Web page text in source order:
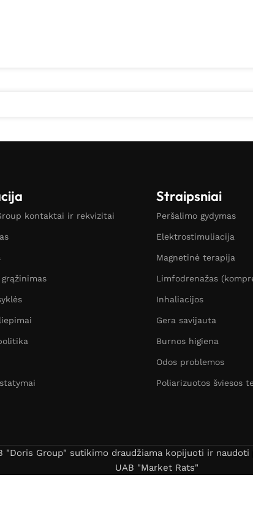
kontaktai ir rekvizitai
Straipsniai
Peršalimo gydymas
Elektrostimuliacija
Magnetinė terapija
Limfodrenažas
Inhaliacijos
Gera savijauta
Burnos higiena
Odos problemos
Poliarizuotos šviesos
"Doris Group" sutikimo draudžiama kopijuoti ir
UAB "Market Rats"